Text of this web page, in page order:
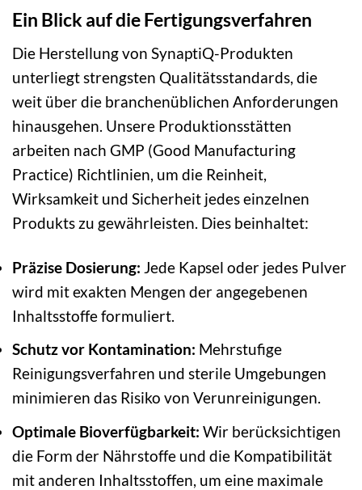
Ein Blick auf die Fertigungsverfahren
Die Herstellung von SynaptiQ-Produkten
unterliegt strengsten Qualitätsstandards, die
weit über die branchenüblichen Anforderungen
hinausgehen. Unsere Produktionsstätten
arbeiten nach GMP (Good Manufacturing
Practice) Richtlinien, um die Reinheit,
Wirksamkeit und Sicherheit jedes einzelnen
Produkts zu gewährleisten. Dies beinhaltet:
Präzise Dosierung: Jede Kapsel oder jedes Pulver
wird mit exakten Mengen der angegebenen
Inhaltsstoffe formuliert.
Schutz vor Kontamination: Mehrstufige
Reinigungsverfahren und sterile Umgebungen
minimieren das Risiko von Verunreinigungen.
Optimale Bioverfügbarkeit: Wir berücksichtigen
die Form der Nährstoffe und die Kompatibilität
mit anderen Inhaltsstoffen, um eine maximale